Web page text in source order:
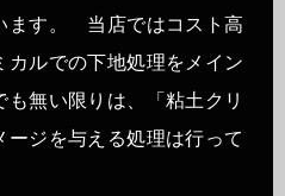
ます。 当店ではコスト高
カルでの下地処理をメイン
無い限りは、「粘土クリ
ジを与える処理は行って